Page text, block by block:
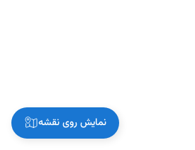
نمایش روی نقشه